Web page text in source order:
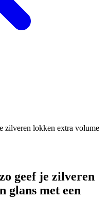
zilveren lokken extra volume
geef je zilveren
glans met een